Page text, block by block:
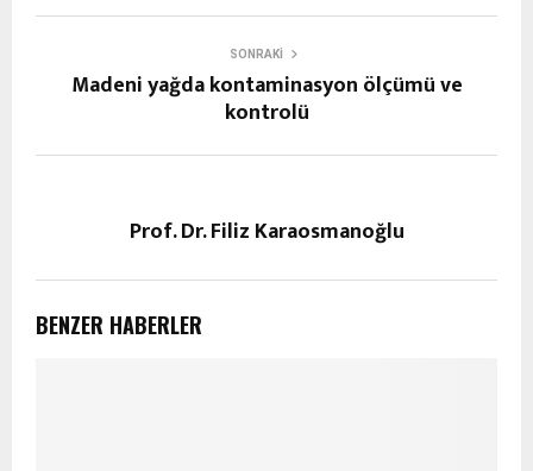
SONRAKI
Madeni yağda kontaminasyon ölçümü ve
kontrolü
Prof. Dr. Filiz Karaosmanoğlu
BENZER HABERLER